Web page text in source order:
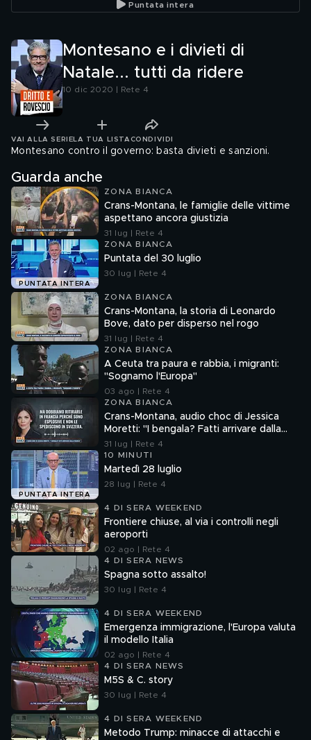
Puntata intera
Montesano e i divieti di
Natale... tutti da ridere
10 dic 2020 | Rete 4
VAI ALLA SERIE LA TUA LISTA CONDIVIDI
Montesano contro il governo: basta divieti e sanzioni.
Guarda anche
ZONA BIANCA
Crans-Montana, le famiglie delle vittime
aspettano ancora giustizia
31 lug | Rete 4
PUNTATA INTERA
ZONA BIANCA
Puntata del 30 luglio
30 lug | Rete 4
ZONA BIANCA
Crans-Montana, la storia di Leonardo
Bove, dato per disperso nel rogo
31 lug | Rete 4
ZONA BIANCA
A Ceuta tra paura e rabbia, i migranti:
"Sognamo l'Europa"
03 ago | Rete 4
ZONA BIANCA
Crans-Montana, audio choc di Jessica
Moretti: "I bengala? Fatti arrivare dalla
Francia"
31 lug | Rete 4
PUNTATA INTERA
10 MINUTI
Martedì 28 luglio
28 lug | Rete 4
4 DI SERA WEEKEND
Frontiere chiuse, al via i controlli negli
aeroporti
02 ago | Rete 4
4 DI SERA NEWS
Spagna sotto assalto!
30 lug | Rete 4
4 DI SERA WEEKEND
Emergenza immigrazione, l'Europa valuta
il modello Italia
02 ago | Rete 4
4 DI SERA NEWS
M5S & C. story
30 lug | Rete 4
4 DI SERA WEEKEND
Metodo Trump: minacce di attacchi e